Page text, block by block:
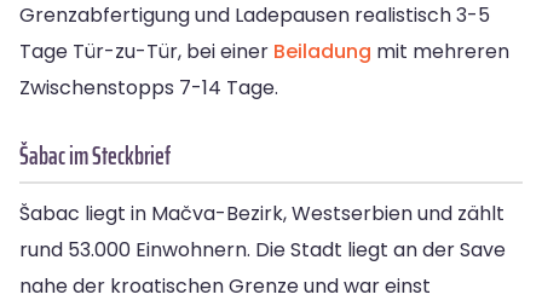
Grenzabfertigung und Ladepausen realistisch 3-5
Tage Tür-zu-Tür, bei einer Beiladung mit mehreren
Zwischenstopps 7-14 Tage.
Šabac im Steckbrief
Šabac liegt in Mačva-Bezirk, Westserbien und zählt
rund 53.000 Einwohnern. Die Stadt liegt an der Save
nahe der kroatischen Grenze und war einst